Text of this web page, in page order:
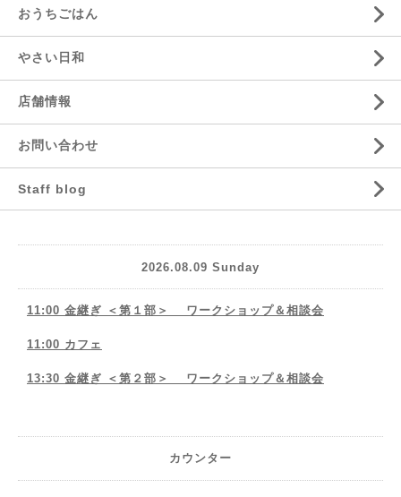
おうちごはん
やさい日和
店舗情報
お問い合わせ
Staff blog
2026.08.09 Sunday
11:00 金継ぎ ＜第１部＞ ワークショップ＆相談会
11:00 カフェ
13:30 金継ぎ ＜第２部＞ ワークショップ＆相談会
カウンター